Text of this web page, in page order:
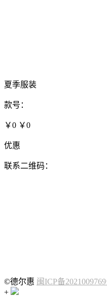
夏季服装
款号：
￥0 ￥0
优惠
联系二维码：
©德尔惠 闽ICP备2021009769
+